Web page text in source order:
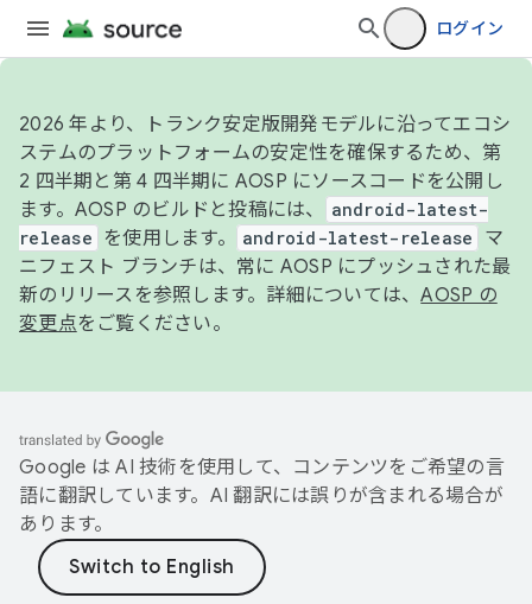
ログイン
2026 年より、トランク安定版開発モデルに沿ってエコシ
ステムのプラットフォームの安定性を確保するため、第
2 四半期と第 4 四半期に AOSP にソースコードを公開し
ます。AOSP のビルドと投稿には、
android-latest-
release
を使用します。 android-latest-release
マ
ニフェスト ブランチは、常に AOSP にプッシュされた最
新のリリースを参照します。詳細については、AOSP の
変更点をご覧ください。
Google は AI 技術を使用して、コンテンツをご希望の言
語に翻訳しています。AI 翻訳には誤りが含まれる場合が
あります。